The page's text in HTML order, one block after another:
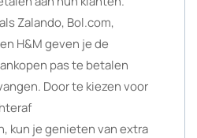
Zalando, Bol.com,
H&M geven je de
pas te betalen
Door te kiezen voor
kun je genieten van extra